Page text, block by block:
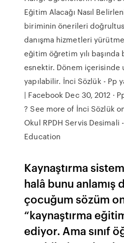
Eğitim Alacağı Nasıl
biriminin önerileri
danışma hizmetleri
eğitim öğretim yılı
esnektir. Dönem içerisinde
yapılabilir. İnci Sözlük - Pp
| Facebook Dec 30, 2012 ·
? See more of İnci Sözlük
Okul RPDH Servis
Education
Kaynaştırma
halâ bunu anlamış
çocuğum sözüm
“kaynaştırma
ediyor. Ama sınıf